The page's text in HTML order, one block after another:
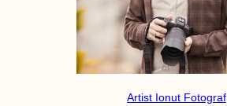
Artist Ionut Fotograf